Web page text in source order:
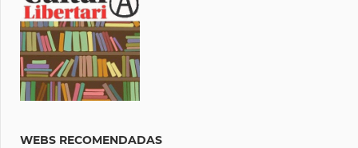
WEBS RECOMENDADAS